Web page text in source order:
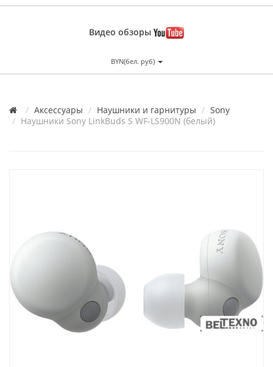
Контакты, и схема проезда
Видео обзоры
BYN(бел. руб)
Аксессуары Наушники и гарнитуры
Sony
Наушники Sony LinkBuds S WF-LS900N (белый)